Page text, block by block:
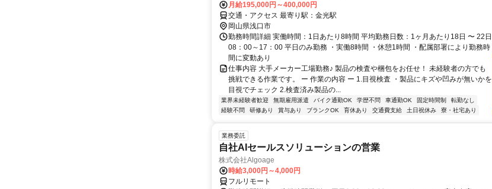
月給195,000円～400,000円
交通・アクセス 最寄り駅：金光駅
岡山県浅口市
勤務時間詳細 実働時間：1日あたり8時間 平均勤務日数：1ヶ月あたり18日 〜 22日
08：00～17：00 平日のみ勤務 ・実働8時間 ・休憩1時間 ・配属部署により勤務時
間に変動あり
仕事内容 大手メーカー工場勤務♪ 製品の検査や梱包をお任せ！ 未経験者の方でも
挑戦できる作業です。 ー 作業の内容 ー 1.目視検査 ・製品にキズや凹みが無いかを
目視でチェック 2.検査済み製品の...
業界未経験者歓迎 無期雇用派遣 バイク通勤OK 学歴不問 車通勤OK 固定時間制
転勤なし
経験不問
研修あり 賞与あり ブランクOK 育休あり 交通費支給 土日祝休み 寮・社宅あり
業務委託
自社AIセールスソリューションの営業
株式会社Algoage
時給3,000円～4,000円
フルリモート